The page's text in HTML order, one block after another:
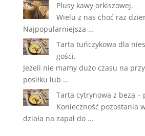
Plusy kawy orkiszowej.
Wielu z nas choć raz
Najpopularniejsza …
Tarta tuńczykowa dla
gości.
Jeżeli nie mamy dużo czasu na
posiłku lub …
Tarta cytrynowa z bezą –
Konieczność pozostania
działa na zapał do …